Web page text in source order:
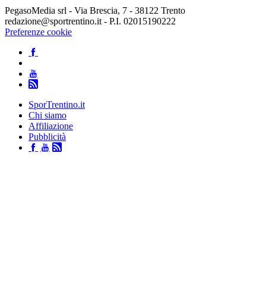
PegasoMedia srl - Via Brescia, 7 - 38122 Trento
redazione@sportrentino.it - P.I. 02015190222
Preferenze cookie
SporTrentino.it
Chi siamo
Affiliazione
Pubblicità